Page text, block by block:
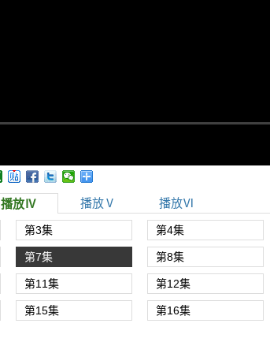
播放Ⅳ 播放Ⅴ 播放Ⅵ
第3集 第4集
第7集 第8集
第11集 第12集
第15集 第16集